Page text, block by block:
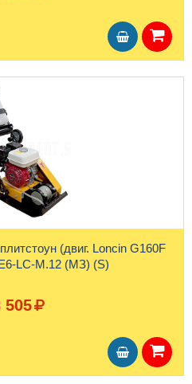
(двиг. Loncin G160F
LC-М.12 (МЗ) (S)
505